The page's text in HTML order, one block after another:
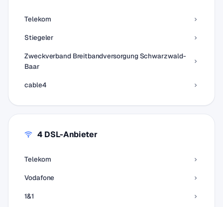
Telekom
Stiegeler
Zweckverband Breitbandversorgung Schwarzwald-
Baar
cable4
4 DSL-Anbieter
Telekom
Vodafone
1&1